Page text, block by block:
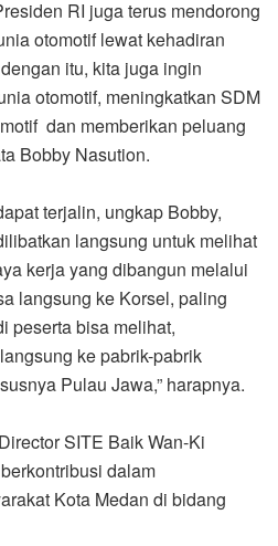
RI juga terus mendorong
otomotif lewat kehadiran
itu, kita juga ingin
otomotif, meningkatkan SDM
dan memberikan peluang
Bobby Nasution.
terjalin, ungkap Bobby,
langsung untuk melihat
kerja yang dibangun melalui
langsung ke Korsel, paling
peserta bisa melihat,
ke pabrik-pabrik
Pulau Jawa,” harapnya.
SITE Baik Wan-Ki
dalam
Kota Medan di bidang